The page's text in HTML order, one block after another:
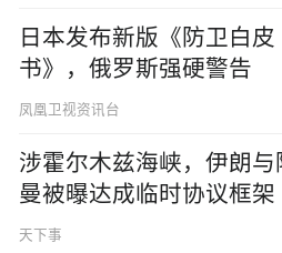
日本发布新版《防卫白皮
书》，俄罗斯强硬警告
凤凰卫视资讯台
涉霍尔木兹海峡，伊朗与
曼被曝达成临时协议框架
天下事